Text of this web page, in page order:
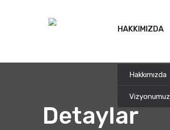
HAKKIMIZDA
Hakkımızda
Vizyonumuz
Detaylar